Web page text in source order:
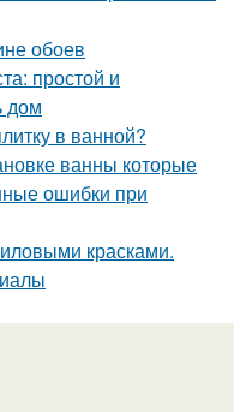
обоев
простой и
дом
в ванной?
ванны которые
ошибки при
красками.